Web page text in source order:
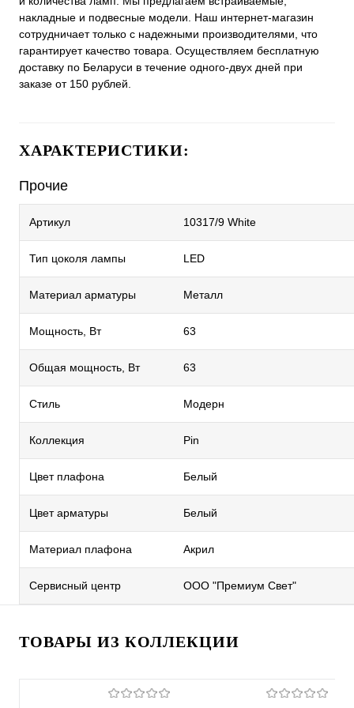
накладные и подвесные модели. Наш интернет-магазин
сотрудничает только с надежными производителями, что
гарантирует качество товара. Осуществляем бесплатную
доставку по Беларуси в течение одного-двух дней при
заказе от 150 рублей.
ХАРАКТЕРИСТИКИ:
Прочие
Артикул 10317/9 White
Тип цоколя лампы LED
Материал арматуры Металл
Мощность, Вт 63
Общая мощность, Вт 63
Стиль Модерн
Коллекция Pin
Цвет плафона Белый
Цвет арматуры Белый
Материал плафона Акрил
Сервисный центр ООО "Премиум Свет"
ТОВАРЫ ИЗ КОЛЛЕКЦИИ